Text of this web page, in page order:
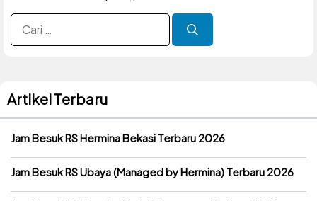
Cari
untuk:
Artikel Terbaru
Jam Besuk RS Hermina Bekasi Terbaru 2026
Jam Besuk RS Ubaya (Managed by Hermina) Terbaru 2026